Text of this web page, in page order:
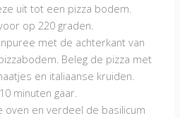
uit tot een pizza bodem.
op 220 graden.
met de achterkant van
Beleg de pizza met
en italiaanse kruiden.
minuten gaar.
oven en verdeel de basilicum